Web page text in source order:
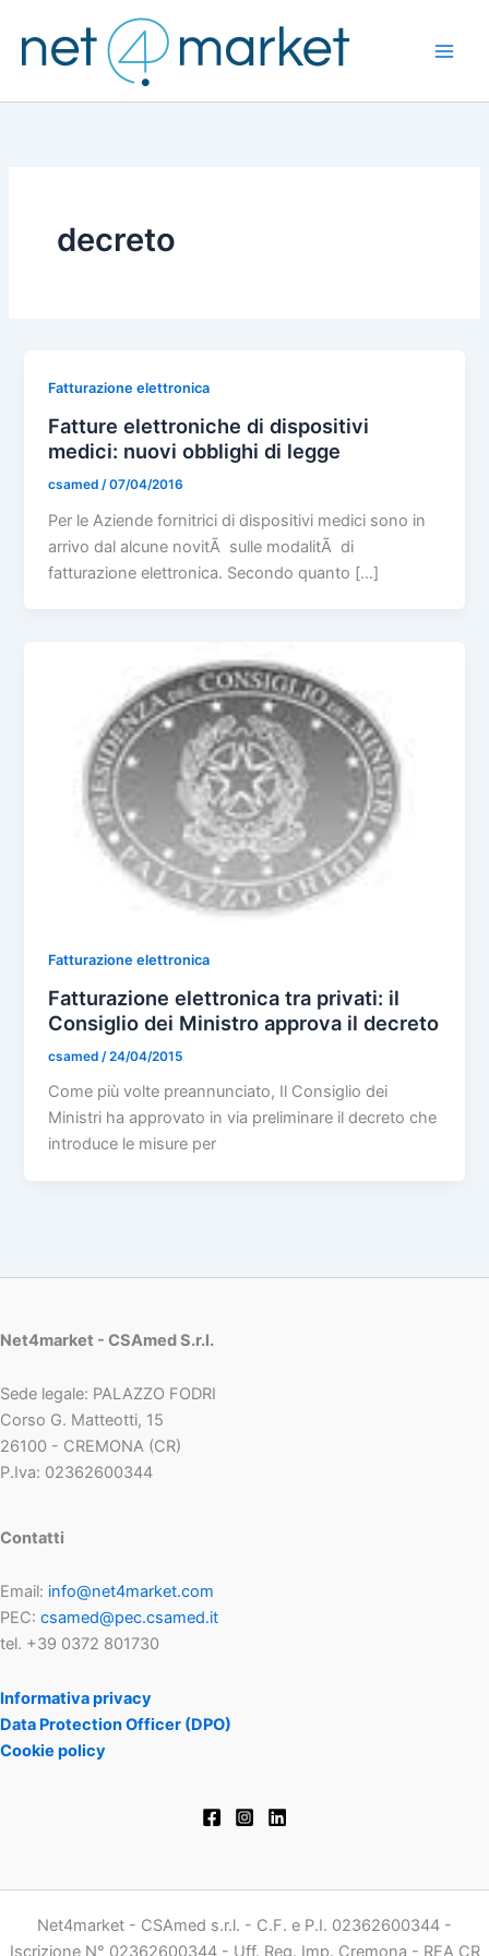
contenuto
decreto
Fatturazione elettronica
Fatture elettroniche di dispositivi
medici: nuovi obblighi di legge
csamed /07/04/2016
Per le Aziende fornitrici di dispositivi medici sono in
arrivo dal alcune novitÃ sulle modalitÃ di
fatturazione elettronica. Secondo quanto […]
Fatturazione elettronica
Fatturazione elettronica tra privati: il
Consiglio dei Ministro approva il decreto
csamed /24/04/2015
Come più volte preannunciato, Il Consiglio dei
Ministri ha approvato in via preliminare il decreto che
introduce le misure per
Net4market - CSAmed S.r.l.
Sede legale: PALAZZO FODRI
Corso G. Matteotti, 15
26100 - CREMONA (CR)
P.Iva: 02362600344
Contatti
Email: info@net4market.com
PEC: csamed@pec.csamed.it
tel. +39 0372 801730
Informativa privacy
Data Protection Officer (DPO)
Cookie policy
Net4market - CSAmed s.r.l. - C.F. e P.I. 02362600344 -
Iscrizione N° 02362600344 - Uff. Reg. Imp. Cremona - REA CR